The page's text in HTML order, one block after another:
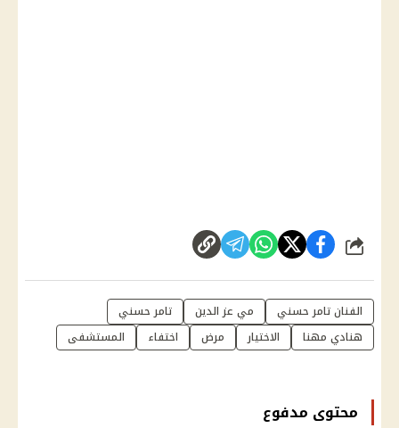
شارك
الفنان تامر حسني مي عز الدين
تامر حسني
هنادي مهنا
الاختيار مرض اختفاء المستشفى
محتوى مدفوع